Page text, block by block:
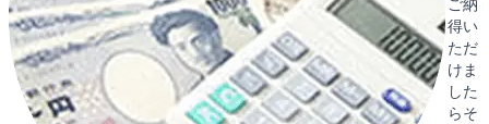
ご納
得い
ただ
けま
した
らそ